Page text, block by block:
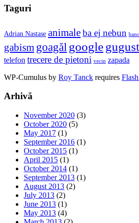
Taguri
Adrian Nastase animaleba ej nebun banc
gabism goagăl google
telefon trecere de pietoni vecin zapada
WP-Cumulus by Roy Tanck requires
Arhivă
November 2020 (3)
October 2020 (5)
May 2017 (1)
September 2016 (1)
October 2015 (1)
April 2015 (1)
October 2014 (1)
September 2013 (1)
August 2013 (2)
July 2013 (2)
June 2013 (1)
May 2013 (4)